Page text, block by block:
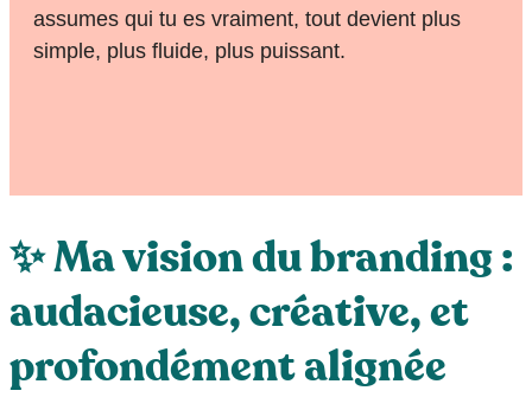
assumes qui tu es vraiment, tout devient plus
simple, plus fluide, plus puissant.
✨ Ma vision du branding :
audacieuse, créative, et
profondément alignée